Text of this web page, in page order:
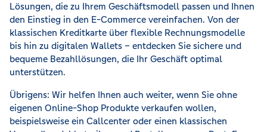
Lösungen, die zu Ihrem Geschäftsmodell passen und Ihnen
den Einstieg in den E-Commerce vereinfachen. Von der
klassischen Kreditkarte über flexible Rechnungsmodelle
bis hin zu digitalen Wallets – entdecken Sie sichere und
bequeme Bezahllösungen, die Ihr Geschäft optimal
unterstützen.
Übrigens: Wir helfen Ihnen auch weiter, wenn Sie ohne
eigenen Online-Shop Produkte verkaufen wollen,
beispielsweise ein Callcenter oder einen klassischen